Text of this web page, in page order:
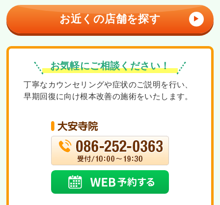
お近くの店舗を探す ▶
お気軽にご相談ください！
丁寧なカウンセリングや症状のご説明を行い、
早期回復に向け根本改善の施術をいたします。